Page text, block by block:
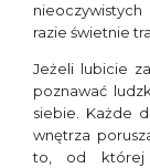
razie świetnie
Jeżeli lubicie
poznawać
siebie. Każde
wnętrza
to, od której